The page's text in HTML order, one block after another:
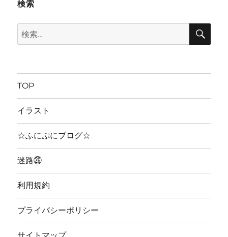
検索
検
索:
検
TOP
イラスト
☆ふにぷにブログ☆
迷路㉖
利用規約
プライバシーポリシー